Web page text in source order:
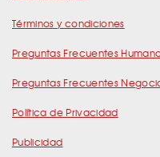
Términos y condiciones
Preguntas Frecuentes
Preguntas Frecuentes
Política de Privacidad
Publicidad